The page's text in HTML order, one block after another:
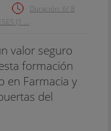
Duración: 6/ 8
(1 ...
valor seguro
formación
en Farmacia y
del